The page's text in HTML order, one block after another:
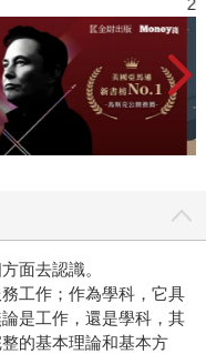
面去認識。
工作；作為學科，它具
是工作，還是學科，其
的基本理論和基本方